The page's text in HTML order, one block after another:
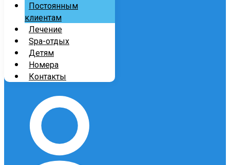
Постоянным
клиентам
Лечение
Spa-отдых
Детям
Номера
Контакты